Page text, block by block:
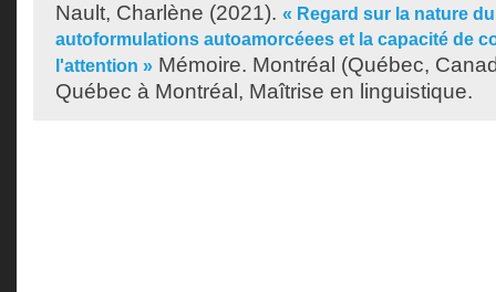
Nault, Charlène (2021). « Regard sur la nature
autoformulations autoamorcéees et la capacité de
l'attention » Mémoire. Montréal (Québec,
Québec à Montréal, Maîtrise en linguistique.